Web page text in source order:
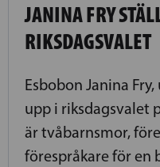
JANINA FRY
RIKSDAGSVALET
Esbobon Janina
upp i riksdagsvalet
är tvåbarnsmor,
förespråkare för en